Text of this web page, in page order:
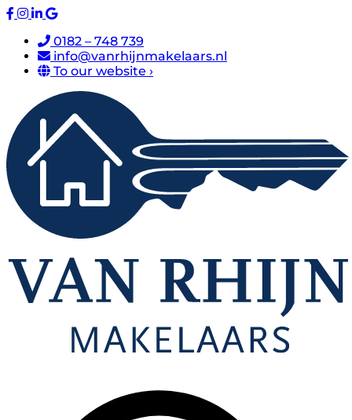
0182 – 748 739
info@vanrhijnmakelaars.nl
To our website ›